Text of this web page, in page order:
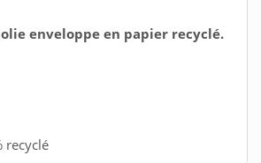
enveloppe en papier recyclé.
recyclé